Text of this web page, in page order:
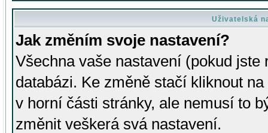
Uživatelská
Jak změním svoje nastavení?
Všechna vaše nastavení (pokud
databázi. Ke změně stačí kliknout
v horní části stránky, ale nemusí to
změnit veškerá svá nastavení.